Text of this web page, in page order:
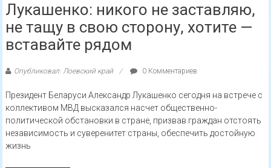
Лукашенко: никого не заставляю,
не тащу в свою сторону, хотите —
вставайте рядом
Опубликовал: Лоевский край 0 Комментариев
Президент Беларуси Александр Лукашенко сегодня на встрече с
коллективом МВД высказался насчет общественно-
политической обстановки в стране, призвав граждан отстоять
независимость и суверенитет страны, обеспечить достойную
жизнь